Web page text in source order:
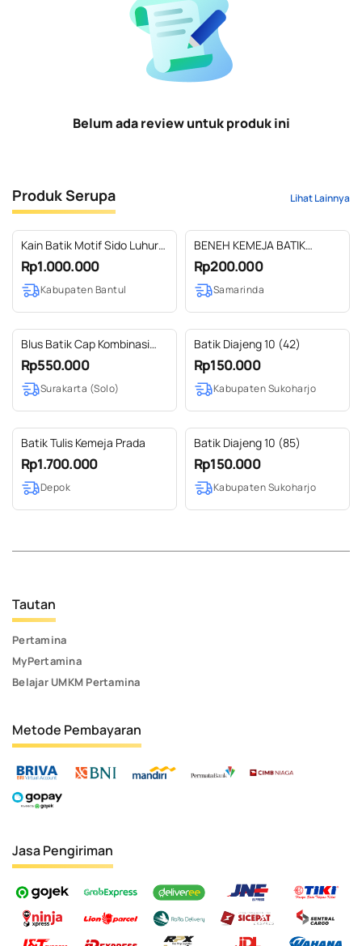
Belum ada review untuk produk ini
Produk Serupa Lihat Lainnya
Kain Batik Motif Sido Luhur
Ukel Canthel
Rp1.000.000
Kabupaten Bantul
BENEH KEMEJA BATIK
KALTIM KERAH REVERE SIZE
S
Rp200.000
Samarinda
Blus Batik Cap Kombinasi
Lurik
Rp550.000
Surakarta (Solo)
Batik Diajeng 10 (42)
Rp150.000
Kabupaten Sukoharjo
Batik Tulis Kemeja Prada
Rp1.700.000
Depok
Batik Diajeng 10 (85)
Rp150.000
Kabupaten Sukoharjo
Tautan
Pertamina
MyPertamina
Belajar UMKM Pertamina
Metode Pembayaran
Jasa Pengiriman